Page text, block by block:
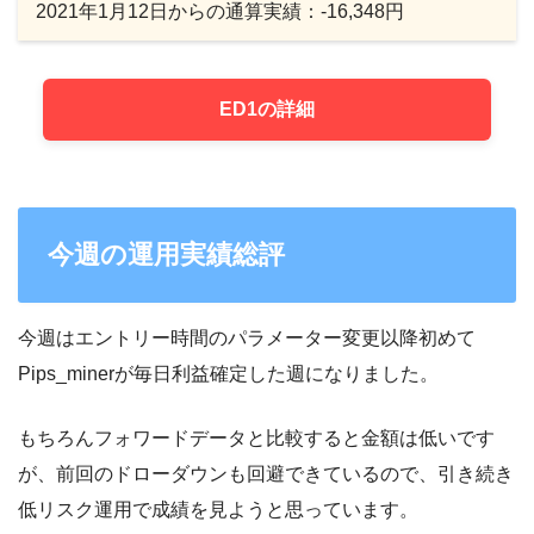
2021年1月12日からの通算実績：-16,348円
ED1の詳細
今週の運用実績総評
今週はエントリー時間のパラメーター変更以降初めて
Pips_minerが毎日利益確定した週になりました。
もちろんフォワードデータと比較すると金額は低いです
が、前回のドローダウンも回避できているので、引き続き
低リスク運用で成績を見ようと思っています。